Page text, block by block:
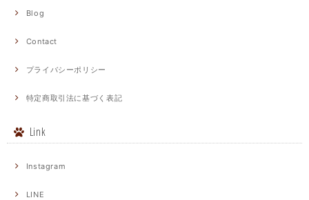
Blog
Contact
プライバシーポリシー
特定商取引法に基づく表記
Link
Instagram
LINE